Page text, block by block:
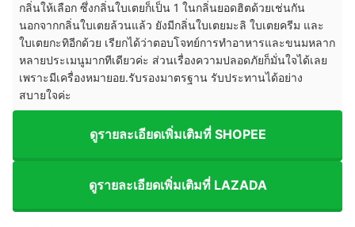
กลิ่นให้เลือก ซึ่งกลิ่นใบเตยก็เป็น 1 ในกลิ่นยอดฮิตด้วยเช่นกัน
นอกจากกลิ่นใบเตยล้วนแล้ว ยังมีกลิ่นใบเตยมะลิ ใบเตยครีม และ
ใบเตยกะทิอีกด้วย เรียกได้ว่าตอบโจทย์การทำอาหารและขนมหลาก
หลายประเมนูมากทีเดียวค่ะ ส่วนเรื่องความปลอดภัยก็มั่นใจได้เลย
เพราะมีเครื่องหมายอย.รับรองมาตรฐาน รับประทานได้อย่าง
สบายใจค่ะ
ดูรายละเอียดเพิ่มเติมที่ SHOPEE
ดูรายละเอียดเพิ่มเติมที่ LAZADA